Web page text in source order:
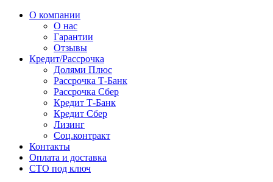
О компании
О нас
Гарантии
Отзывы
Кредит/Рассрочка
Долями Плюс
Рассрочка Т-Банк
Рассрочка Сбер
Кредит Т-Банк
Кредит Сбер
Лизинг
Соц.контракт
Контакты
Оплата и доставка
СТО под ключ